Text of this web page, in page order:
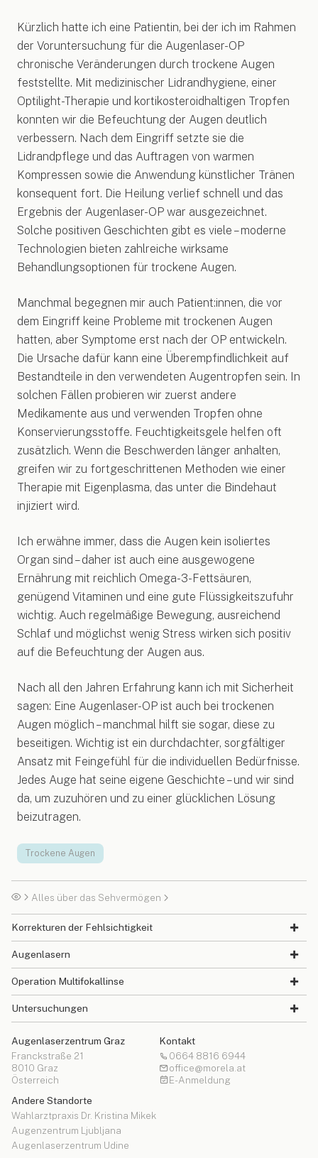
Kürzlich hatte ich eine Patientin, bei der ich im Rahmen
der Voruntersuchung für die Augenlaser-OP
chronische Veränderungen durch trockene Augen
feststellte. Mit medizinischer Lidrandhygiene, einer
Optilight-Therapie und kortikosteroidhaltigen Tropfen
konnten wir die Befeuchtung der Augen deutlich
verbessern. Nach dem Eingriff setzte sie die
Lidrandpflege und das Auftragen von warmen
Kompressen sowie die Anwendung künstlicher Tränen
konsequent fort. Die Heilung verlief schnell und das
Ergebnis der Augenlaser-OP war ausgezeichnet.
Solche positiven Geschichten gibt es viele – moderne
Technologien bieten zahlreiche wirksame
Behandlungsoptionen für trockene Augen.
Manchmal begegnen mir auch Patient:innen, die vor
dem Eingriff keine Probleme mit trockenen Augen
hatten, aber Symptome erst nach der OP entwickeln.
Die Ursache dafür kann eine Überempfindlichkeit auf
Bestandteile in den verwendeten Augentropfen sein. In
solchen Fällen probieren wir zuerst andere
Medikamente aus und verwenden Tropfen ohne
Konservierungsstoffe. Feuchtigkeitsgele helfen oft
zusätzlich. Wenn die Beschwerden länger anhalten,
greifen wir zu fortgeschrittenen Methoden wie einer
Therapie mit Eigenplasma, das unter die Bindehaut
injiziert wird.
Ich erwähne immer, dass die Augen kein isoliertes
Organ sind – daher ist auch eine ausgewogene
Ernährung mit reichlich Omega-3-Fettsäuren,
genügend Vitaminen und eine gute Flüssigkeitszufuhr
wichtig. Auch regelmäßige Bewegung, ausreichend
Schlaf und möglichst wenig Stress wirken sich positiv
auf die Befeuchtung der Augen aus.
Nach all den Jahren Erfahrung kann ich mit Sicherheit
sagen: Eine Augenlaser-OP ist auch bei trockenen
Augen möglich – manchmal hilft sie sogar, diese zu
beseitigen. Wichtig ist ein durchdachter, sorgfältiger
Ansatz mit Feingefühl für die individuellen Bedürfnisse.
Jedes Auge hat seine eigene Geschichte – und wir sind
da, um zuzuhören und zu einer glücklichen Lösung
beizutragen.
Trockene Augen
Alles über das Sehvermögen
Korrekturen der Fehlsichtigkeit
Augenlasern
Operation Multifokallinse
Untersuchungen
Augenlaserzentrum Graz
Franckstraße 21
8010 Graz
Österreich
Andere Standorte
Wahlarztpraxis Dr. Kristina Mikek
Augenzentrum Ljubljana
Augenlaserzentrum Udine
Kontakt
0664 8816 6944
office@morela.at
E-Anmeldung